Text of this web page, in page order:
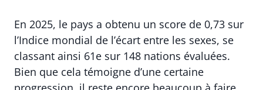
En 2025, le pays a obtenu un score de 0,73 sur
l’Indice mondial de l’écart entre les sexes, se
classant ainsi 61e sur 148 nations évaluées.
Bien que cela témoigne d’une certaine